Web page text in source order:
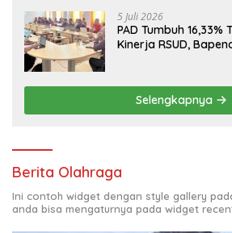
5 Juli 2026
PAD Tumbuh 16,33%
Kinerja RSUD,
Selengkapnya
Berita Olahraga
Ini contoh widget dengan style gallery
anda bisa mengaturnya pada widget